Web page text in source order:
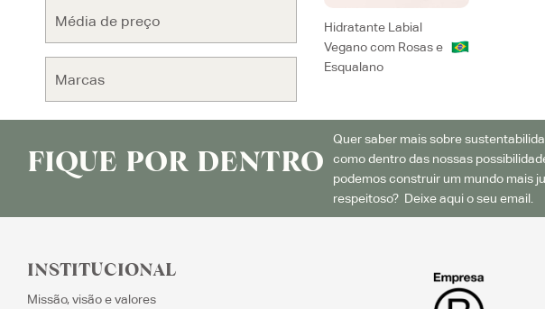
Hidratante Labial
Vegano com Rosas e
Esqualano
FIQUE POR DENTRO
Quer saber mais sobre
como dentro das nossas
podemos construir um mundo mais
respeitoso? Deixe aqui o seu email.
INSTITUCIONAL
Missão, visão e valores